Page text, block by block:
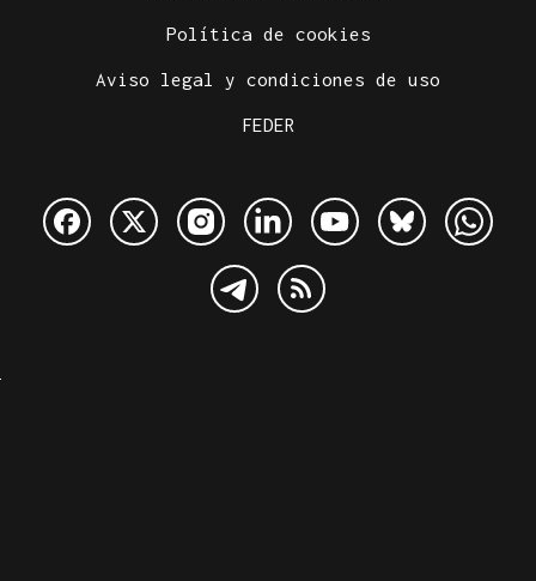
Política de cookies
Aviso legal y condiciones de uso
FEDER